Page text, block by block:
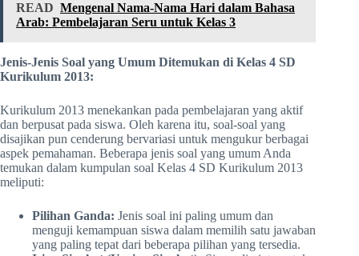
READ Mengenal Nama-Nama Hari dalam Bahasa
Arab: Pembelajaran Seru untuk Kelas 3
Jenis-Jenis Soal yang Umum Ditemukan di Kelas 4 SD
Kurikulum 2013:
Kurikulum 2013 menekankan pada pembelajaran yang aktif
dan berpusat pada siswa. Oleh karena itu, soal-soal yang
disajikan pun cenderung bervariasi untuk mengukur berbagai
aspek pemahaman. Beberapa jenis soal yang umum Anda
temukan dalam kumpulan soal Kelas 4 SD Kurikulum 2013
meliputi:
Pilihan Ganda: Jenis soal ini paling umum dan
menguji kemampuan siswa dalam memilih satu jawaban
yang paling tepat dari beberapa pilihan yang tersedia.